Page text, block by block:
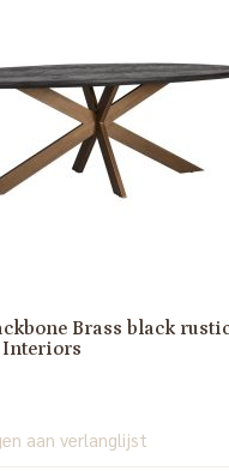
Brass black
aan verlanglijst